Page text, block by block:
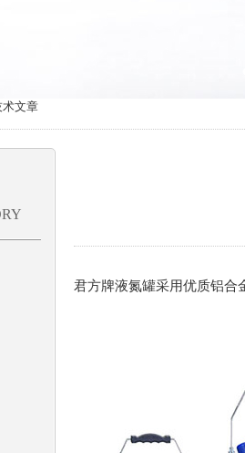
术文章
君方牌液氮罐采用优质铝合